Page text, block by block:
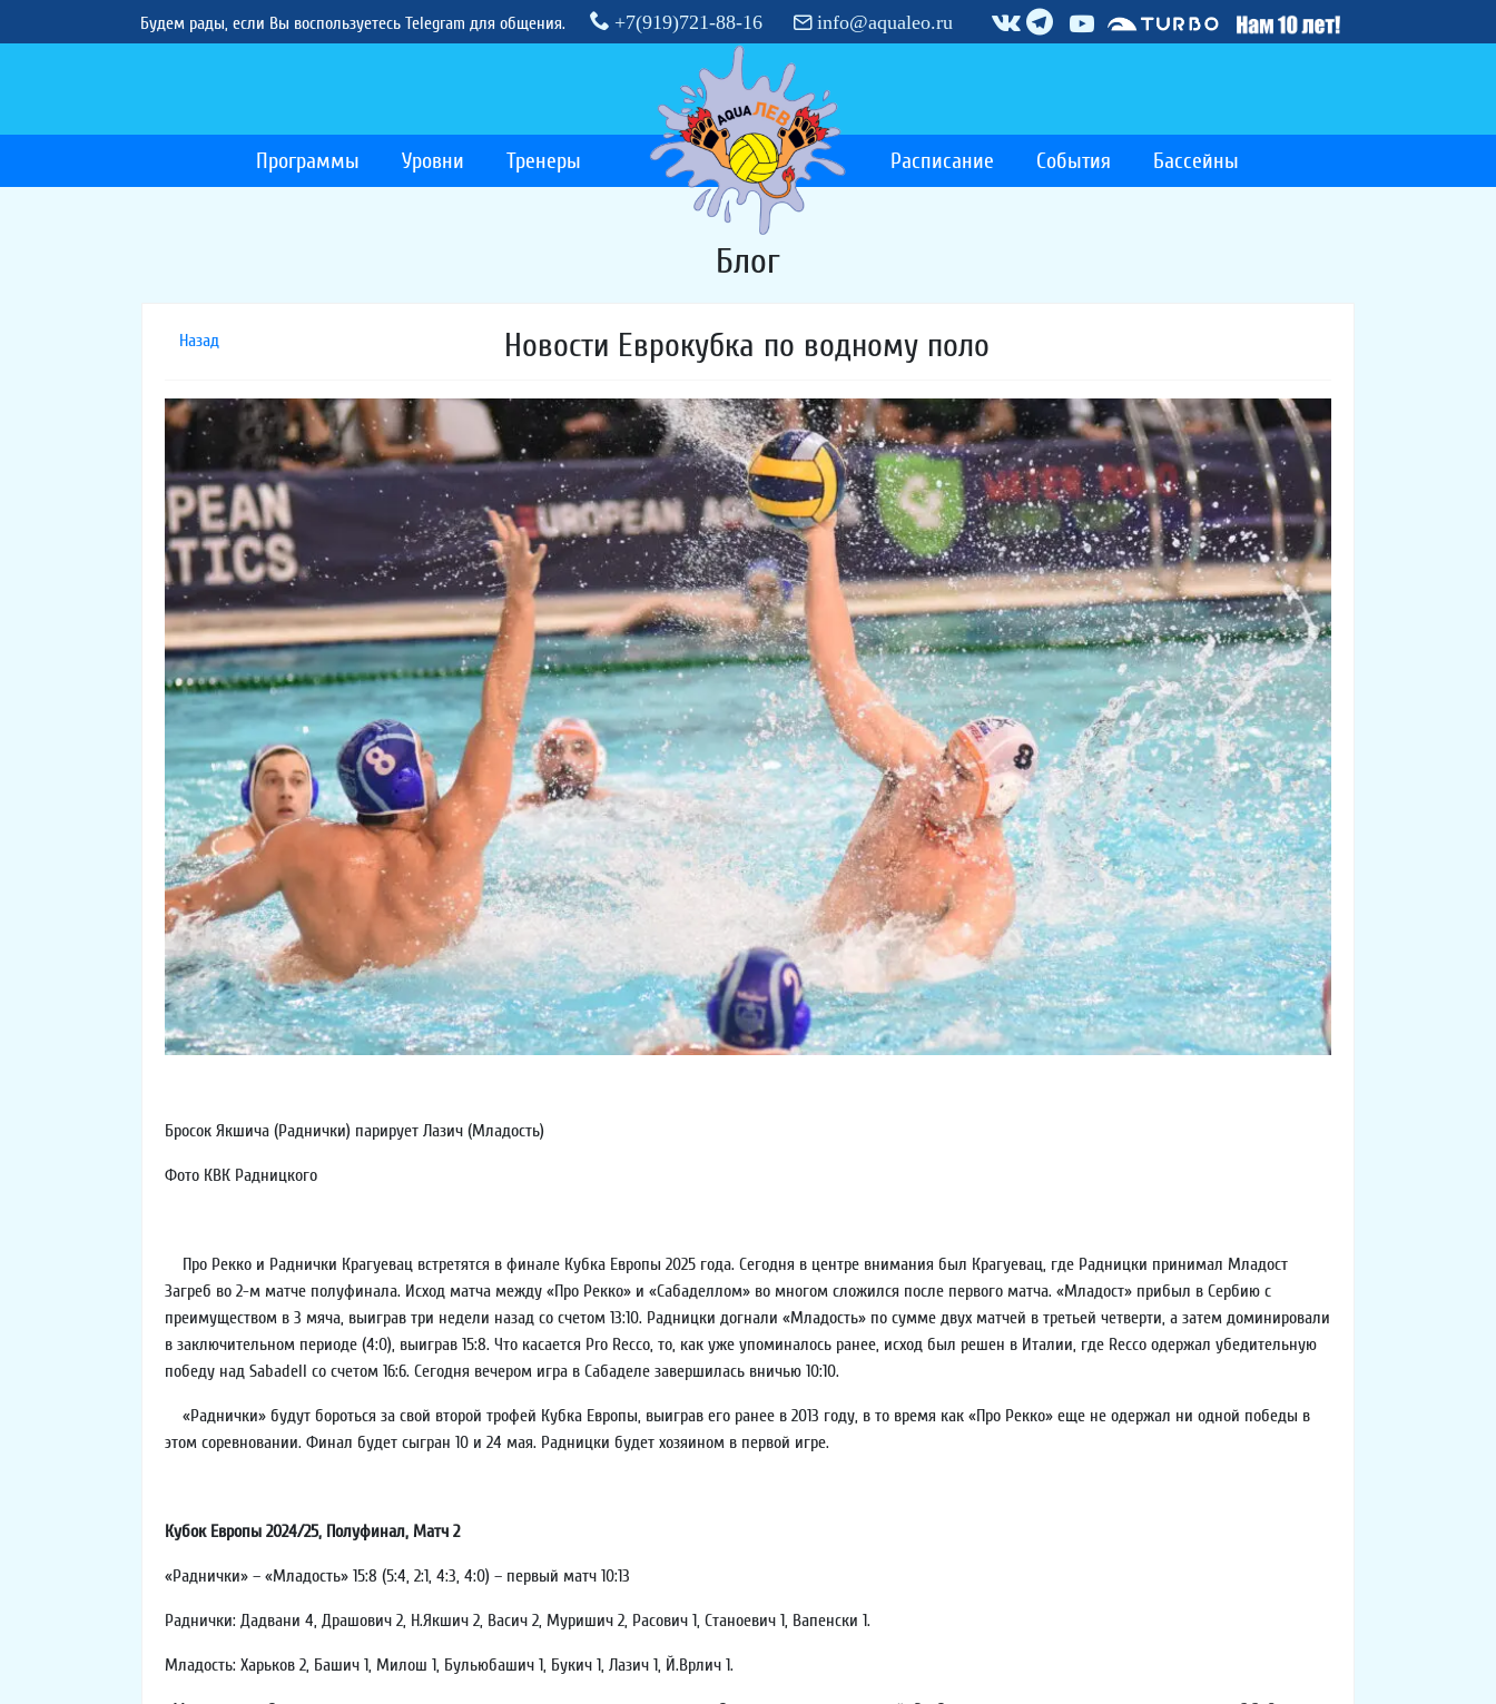
Будем рады, если Вы воспользуетесь Telegram для общения. +7(919)721-88-16 info@aqualeo.ru
Программы Уровни Тренеры Расписание События Бассейны
Блог
Назад Новости Еврокубка по водному поло
Бросок Якшича (Раднички) парирует Лазич (Младость)
Фото КВК Радницкого
Про Рекко и Раднички Крагуевац встретятся в финале Кубка Европы 2025 года. Сегодня в центре внимания был Крагуевац, где Радницки принимал Младост
Загреб во 2-м матче полуфинала. Исход матча между «Про Рекко» и «Сабаделлом» во многом сложился после первого матча. «Младост» прибыл в Сербию с
преимуществом в 3 мяча, выиграв три недели назад со счетом 13:10. Радницки догнали «Младость» по сумме двух матчей в третьей четверти, а затем доминировали
в заключительном периоде (4:0), выиграв 15:8. Что касается Pro Recco, то, как уже упоминалось ранее, исход был решен в Италии, где Recco одержал убедительную
победу над Sabadell со счетом 16:6. Сегодня вечером игра в Сабаделе завершилась вничью 10:10.
«Раднички» будут бороться за свой второй трофей Кубка Европы, выиграв его ранее в 2013 году, в то время как «Про Рекко» еще не одержал ни одной победы в
этом соревновании. Финал будет сыгран 10 и 24 мая. Радницки будет хозяином в первой игре.
Кубок Европы 2024/25, Полуфинал, Матч 2
«Раднички» – «Младость» 15:8 (5:4, 2:1, 4:3, 4:0) – первый матч 10:13
Раднички: Дадвани 4, Драшович 2, Н.Якшич 2, Васич 2, Муришич 2, Расович 1, Станоевич 1, Вапенски 1.
Младость: Харьков 2, Башич 1, Милош 1, Бульюбашич 1, Букич 1, Лазич 1, Й.Врлич 1.